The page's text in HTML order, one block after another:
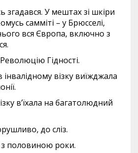
згадався. У мештах зі шкіри
самміті – у Брюсселі,
вся Європа, включно з
Гідності.
візку виїжджала
в’їхала на багатолюдний
до сліз.
з половиною роки.